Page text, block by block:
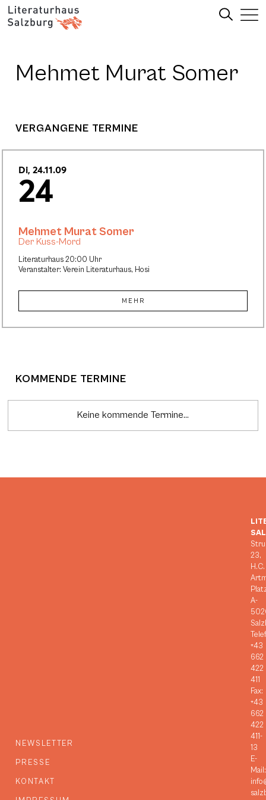
Mehmet Murat Somer
VERGANGENE TERMINE
Di, 24.11.09
24
Literaturhaus 20:00 Uhr
Veranstalter: Verein Literaturhaus, Hosi
Mehmet Murat Somer
Der Kuss-Mord
MEHR
KOMMENDE TERMINE
Keine kommende Termine...
NEWSLETTER
PRESSE
KONTAKT
23,
H.C.
A-
+43
662
422
411
Fax:
+43
662
422
411-
13
E-
Mail: